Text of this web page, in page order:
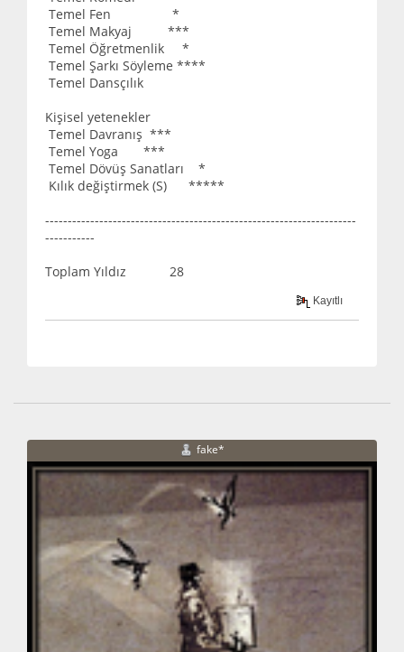
Temel Fen *
Temel Makyaj ***
Temel Öğretmenlik *
Temel Şarkı Söyleme ****
Temel Dansçılık
Kişisel yetenekler
Temel Davranış ***
Temel Yoga ***
Temel Dövüş Sanatları *
Kılık değiştirmek (S) *****
---------------------------------------------------------------------
-----------
Toplam Yıldız 28
Kayıtlı
fake*